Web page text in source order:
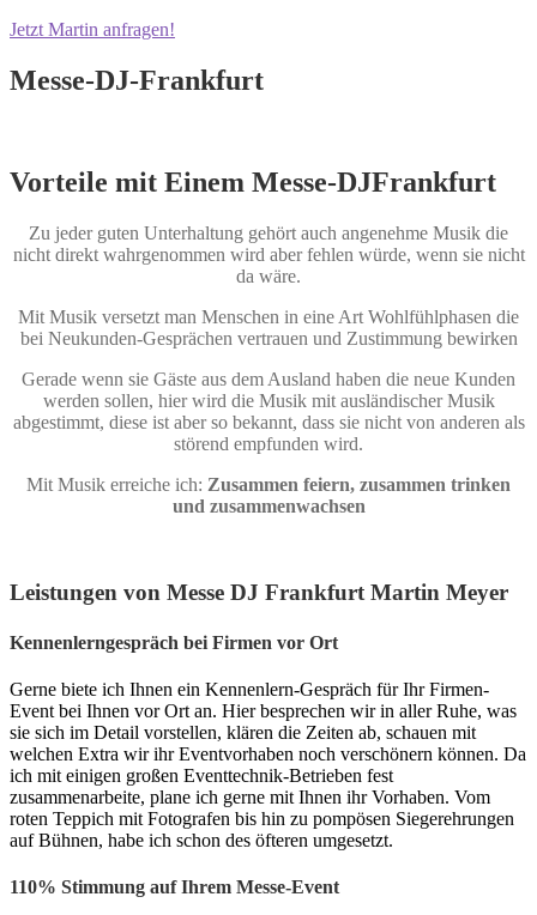
Jetzt Martin anfragen!
Messe-DJ-Frankfurt
Vorteile mit Einem Messe-DJFrankfurt
Zu jeder guten Unterhaltung gehört auch angenehme Musik die
nicht direkt wahrgenommen wird aber fehlen würde, wenn sie nicht
da wäre.
Mit Musik versetzt man Menschen in eine Art Wohlfühlphasen die
bei Neukunden-Gesprächen vertrauen und Zustimmung bewirken
Gerade wenn sie Gäste aus dem Ausland haben die neue Kunden
werden sollen, hier wird die Musik mit ausländischer Musik
abgestimmt, diese ist aber so bekannt, dass sie nicht von anderen als
störend empfunden wird.
Mit Musik erreiche ich: Zusammen feiern, zusammen trinken
und zusammenwachsen
Leistungen von Messe DJ Frankfurt Martin Meyer
Kennenlerngespräch bei Firmen vor Ort
Gerne biete ich Ihnen ein Kennenlern-Gespräch für Ihr Firmen-
Event bei Ihnen vor Ort an. Hier besprechen wir in aller Ruhe, was
sie sich im Detail vorstellen, klären die Zeiten ab, schauen mit
welchen Extra wir ihr Eventvorhaben noch verschönern können. Da
ich mit einigen großen Eventtechnik-Betrieben fest
zusammenarbeite, plane ich gerne mit Ihnen ihr Vorhaben. Vom
roten Teppich mit Fotografen bis hin zu pompösen Siegerehrungen
auf Bühnen, habe ich schon des öfteren umgesetzt.
110% Stimmung auf Ihrem Messe-Event